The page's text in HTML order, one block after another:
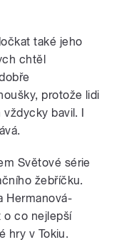
také jeho
chtěl
protože lidi
bavil. I
Světové série
žebříčku.
Hermanová-
o co nejlepší
hry v Tokiu.